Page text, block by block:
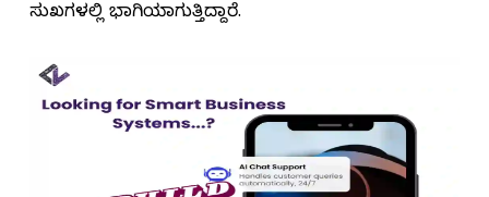
ಸುಖಗಳಲ್ಲಿ ಭಾಗಿಯಾಗುತ್ತಿದ್ದಾರೆ.